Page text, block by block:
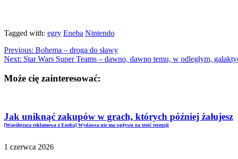
Tagged with: egry Eneba Nintendo
Previous: Bohema – droga do sławy
Next: Star Wars Super Teams – dawno, dawno temu, w odległym,
Może cię zainteresować:
Jak uniknąć zakupów w grach, których później żałujesz
[Współpraca reklamowa z Eneba] Wydawca nie ma wpływu na treść recenzji
1 czerwca 2026